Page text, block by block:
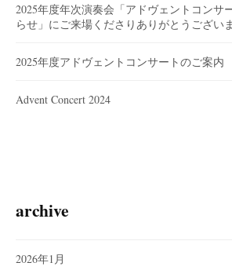
2025年度年次演奏会「アドヴェントコンサ
らせ」にご来場くださりありがとうござい
2025年度アドヴェントコンサートのご案内
Advent Concert 2024
archive
2026年1月